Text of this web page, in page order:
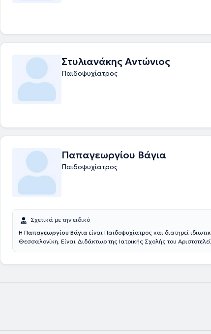
Στυλιανάκης Αντώνιος
Παιδοψυχίατρος
Παπαγεωργίου Βάγια
Παιδοψυχίατρος
Σχετικά με την ειδικό
Η Παπαγεωργίου Βάγια είναι Παιδοψυχίατρος και διατηρεί
Θεσσαλονίκη. Είναι Διδάκτωρ της Ιατρικής Σχολής του
πολλών επιστημονικών συλλόγων στην Ελλάδα και στο
των βιβλίων ‘Παιδιά και Έφηβοι – Προβλήματα Ψυχικής Υγείας’
Παιδιών και Εφήβων’ University Studio Press 2005, συμμετείχε